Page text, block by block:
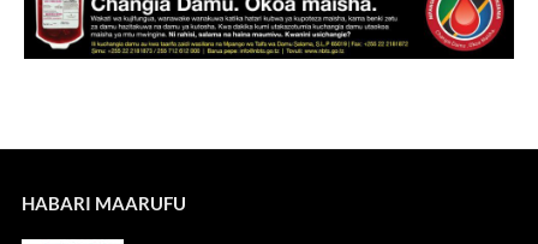
HABARI MAARUFU